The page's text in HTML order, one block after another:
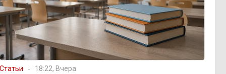
Статьи 18:22, Вчера